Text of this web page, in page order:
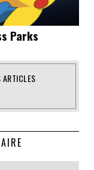
Parks
ARTICLES